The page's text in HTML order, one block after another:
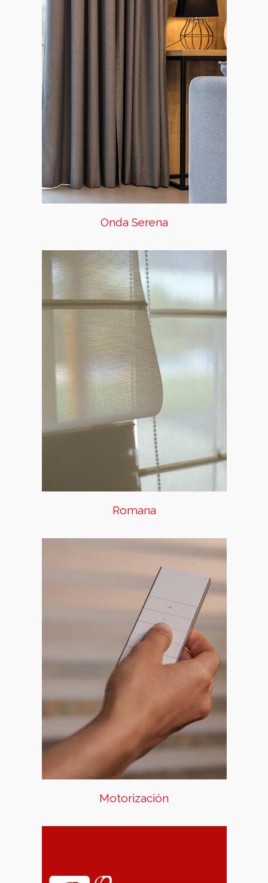
Inspirada en las cortinas
tradicionales, cuenta con un
novedoso sistema que les da
una apariencia moderna y
sofisticada. Consiste en un
delgado riel de aluminio que
tiene incorporado una cinta
transparente, la cual se cose a
la tela y sirve para darle a ésta
una forma especial de ondas
tipo ola. Cuenta con un amplio
portafolio de telas blackout,
telas trasluz y velos. Estos
últimos ofrecen un alto nivel
de transparencia y permiten
un gran paso de luz.
Onda Serena
Romana
Los pliegues de nuestras
Romanas y sus acabados finos y
elegantes, llenan los espacios
de calidez y crean ambientes
acogedores. De acuerdo al
nivel de luz y privacidad que
requieres en tu espacio, puedes
elegir entre una amplia gama
de colecciones de tejidos
transparentes, opacos o
blackout.
Romana
Motorización
Con una persiana motorizada
todo es tan sencillo como
oprimir un botón y dejar que el
producto haga su recorrido.
Arriésgate a disfrutar del
confort y de la distinción que
genera tener un producto
motorizado. Contamos con
diferentes soluciones en
motores y en dispostivos de
accionamiento.
Motorización